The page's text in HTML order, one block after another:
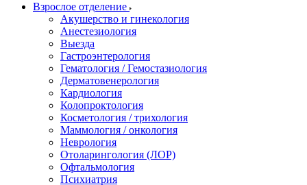
Взрослое отделение
Акушерство и гинекология
Анестезиология
Выезда
Гастроэнтерология
Гематология / Гемостазиология
Дерматовенерология
Кардиология
Колопроктология
Косметология / трихология
Маммология / онкология
Неврология
Отоларингология (ЛОР)
Офтальмология
Психиатрия